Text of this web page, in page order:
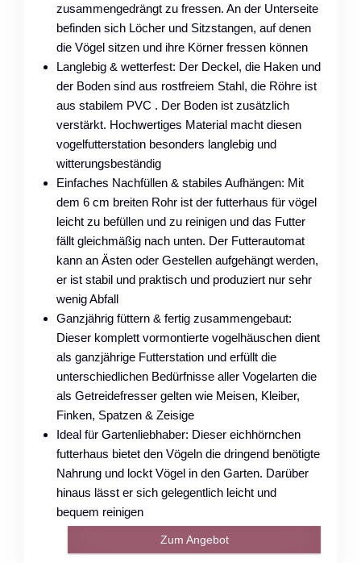
zusammengedrängt zu fressen. An der Unterseite
befinden sich Löcher und Sitzstangen, auf denen
die Vögel sitzen und ihre Körner fressen können
Langlebig & wetterfest: Der Deckel, die Haken und
der Boden sind aus rostfreiem Stahl, die Röhre ist
aus stabilem PVC . Der Boden ist zusätzlich
verstärkt. Hochwertiges Material macht diesen
vogelfutterstation besonders langlebig und
witterungsbeständig
Einfaches Nachfüllen & stabiles Aufhängen: Mit
dem 6 cm breiten Rohr ist der futterhaus für vögel
leicht zu befüllen und zu reinigen und das Futter
fällt gleichmäßig nach unten. Der Futterautomat
kann an Ästen oder Gestellen aufgehängt werden,
er ist stabil und praktisch und produziert nur sehr
wenig Abfall
Ganzjährig füttern & fertig zusammengebaut:
Dieser komplett vormontierte vogelhäuschen dient
als ganzjährige Futterstation und erfüllt die
unterschiedlichen Bedürfnisse aller Vogelarten die
als Getreidefresser gelten wie Meisen, Kleiber,
Finken, Spatzen & Zeisige
Ideal für Gartenliebhaber: Dieser eichhörnchen
futterhaus bietet den Vögeln die dringend benötigte
Nahrung und lockt Vögel in den Garten. Darüber
hinaus lässt er sich gelegentlich leicht und
bequem reinigen
Zum Angebot